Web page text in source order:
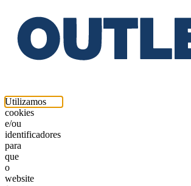
Utilizamos
cookies
e/ou
identificadores
para
que
o
website